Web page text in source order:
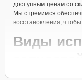
доступным ценам со
Мы стремимся
восстановления,
Виды